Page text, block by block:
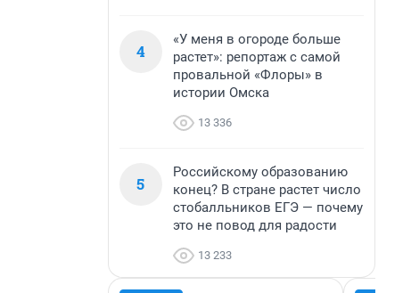
4
«У меня в огороде больше
растет»: репортаж с самой
провальной «Флоры» в
истории Омска
13 336
5
Российскому образованию
конец? В стране растет число
стобалльников ЕГЭ — почему
это не повод для радости
13 233